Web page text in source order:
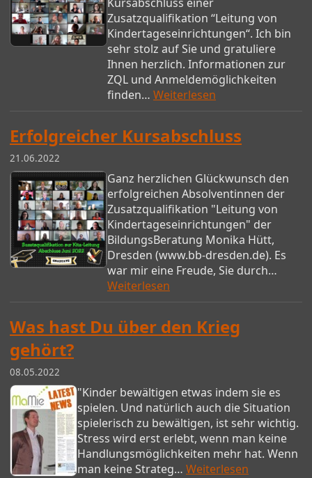
Zusatzqualifikation “Leitung von
Kindertageseinrichtungen“. Ich bin
sehr stolz auf Sie und gratuliere
Ihnen herzlich. Informationen zur
ZQL und Anmeldemöglichkeiten
finden… Weiterlesen
Erfolgreicher Kursabschluss
21.06.2022
Ganz herzlichen Glückwunsch den
erfolgreichen Absolventinnen der
Zusatzqualifikation "Leitung von
Kindertageseinrichtungen" der
BildungsBeratung Monika Hütt,
Dresden (www.bb-dresden.de). Es
war mir eine Freude, Sie durch…
Weiterlesen
Was hast Du über den Krieg
gehört?
08.05.2022
"Kinder bewältigen etwas indem sie es
spielen. Und natürlich auch die Situation
spielerisch zu bewältigen, ist sehr wichtig.
Stress wird erst erlebt, wenn man keine
Handlungsmöglichkeiten mehr hat. Wenn
man keine Strateg… Weiterlesen